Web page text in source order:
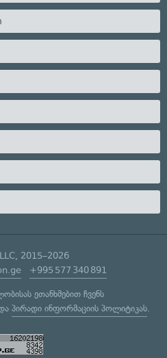
2015–2026
+995 577 340 891
ეთანხმებით ჩვენს
პირადი ინფორმაციის პოლიტიკას.